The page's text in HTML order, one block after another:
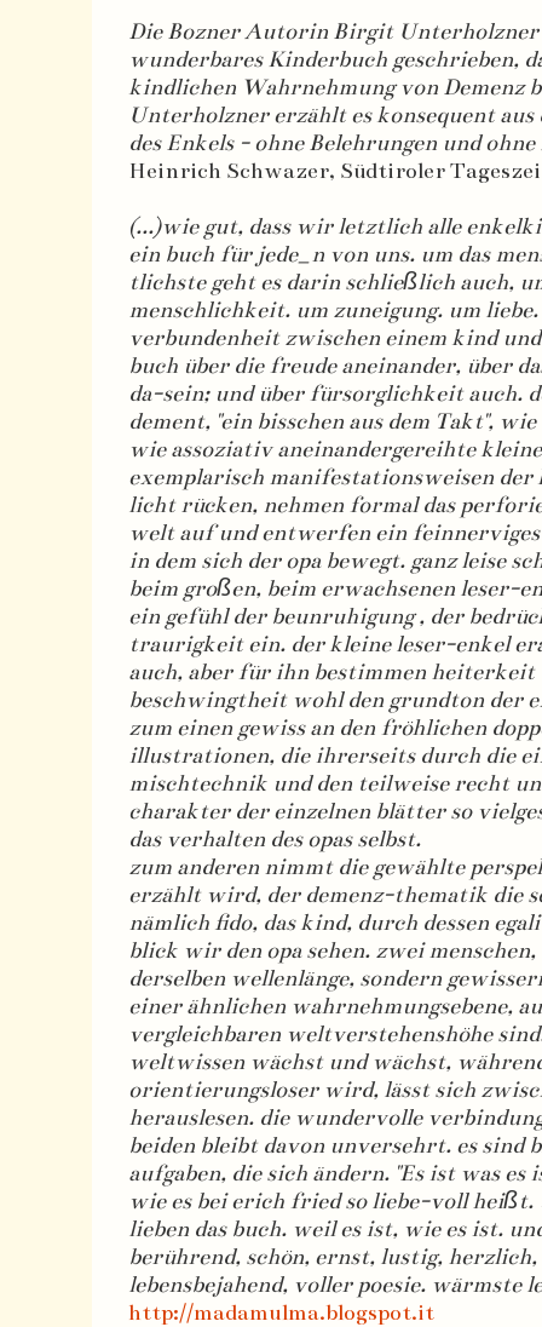
Die Bozner Autorin Birgit Unterholzner
wunderbares Kinderbuch geschrieben,
kindlichen Wahrnehmung von Demenz
Unterholzner erzählt es konsequent
des Enkels - ohne Belehrungen und
Heinrich Schwazer, Südtiroler
(...)wie gut, dass wir letztlich alle
ein buch für jede_n von uns. um das
tlichste geht es darin schließlich auch,
menschlichkeit. um zuneigung. um
verbundenheit zwischen einem kind und
buch über die freude aneinander, über
da-sein; und über fürsorglichkeit auch.
dement, "ein bisschen aus dem Takt",
wie assoziativ aneinandergereihte
exemplarisch manifestationsweisen
licht rücken, nehmen formal das
welt auf und entwerfen ein feinnerviges
in dem sich der opa bewegt. ganz leise
beim großen, beim erwachsenen leser-
ein gefühl der beunruhigung , der
traurigkeit ein. der kleine leser-enkel
auch, aber für ihn bestimmen heiterkeit
beschwingtheit wohl den grundton der
zum einen gewiss an den fröhlichen
illustrationen, die ihrerseits durch die
mischtechnik und den teilweise recht
charakter der einzelnen blätter so
das verhalten des opas selbst.
zum anderen nimmt die gewählte
erzählt wird, der demenz-thematik die
nämlich fido, das kind, durch dessen
blick wir den opa sehen. zwei
derselben wellenlänge, sondern
einer ähnlichen wahrnehmungsebene,
vergleichbaren weltverstehenshöhe
weltwissen wächst und wächst,
orientierungsloser wird, lässt sich
herauslesen. die wundervolle
beiden bleibt davon unversehrt. es sind
aufgaben, die sich ändern. "Es ist was es
wie es bei erich fried so liebe-voll
lieben das buch. weil es ist, wie es ist.
berührend, schön, ernst, lustig, herzlich,
lebensbejahend, voller poesie. wärmste
http://madamulma.blogspot.it